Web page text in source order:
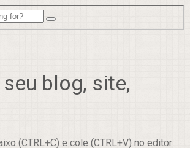
blog, site,
(CTRL+C) e cole (CTRL+V) no editor